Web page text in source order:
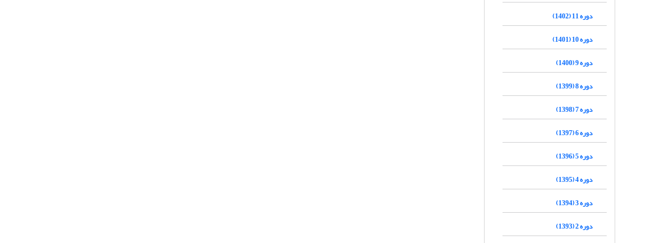
دوره 11 (1402)
دوره 10 (1401)
دوره 9 (1400)
دوره 8 (1399)
دوره 7 (1398)
دوره 6 (1397)
دوره 5 (1396)
دوره 4 (1395)
دوره 3 (1394)
دوره 2 (1393)